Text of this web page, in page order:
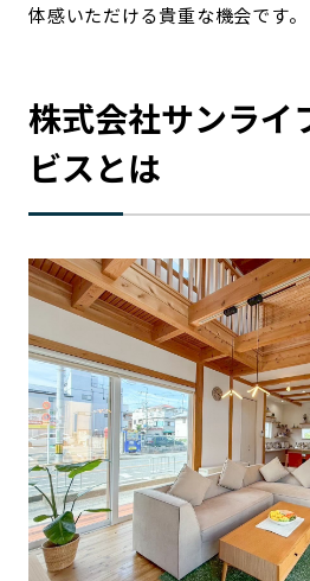
沖縄エリア
カテゴリから探す
特集コンテンツ
プレスリリース
Localist
イベント
飲
地域豆知識
ニ
Sporkle
「人」から探す
記事ライター ア
体感いただける貴重な機会です。
株式会社サンライ
ビスとは